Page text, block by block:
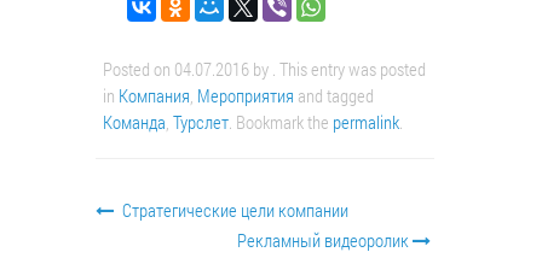
Posted on 04.07.2016 by . This entry was posted
in Компания, Мероприятия and tagged
Команда, Турслет. Bookmark the permalink.
Стратегические цели компании
Рекламный видеоролик